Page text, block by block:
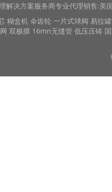
解决方案服务商专业代理销售:美
糊盒机 伞齿轮 一片式球阀 易拉
双极膜 16mn无缝管 低压压铸